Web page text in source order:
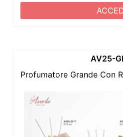
AV25-
Profumatore Grande Con